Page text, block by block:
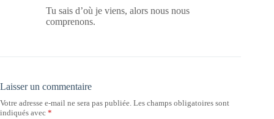
Tu sais d’où je viens, alors nous nous
comprenons.
Laisser un commentaire
Votre adresse e-mail ne sera pas publiée. Les champs obligatoires sont
indiqués avec *